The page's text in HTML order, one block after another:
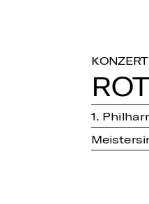
KONZERT
1.